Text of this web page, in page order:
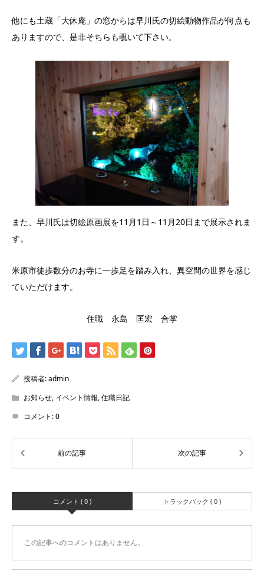
他にも土蔵「大休庵」の窓からは早川氏の切絵動物作品が何点も
ありますので、是非そちらも覗いて下さい。
また、早川氏は切絵原画展を11月1日～11月20日まで展示されま
す。
米原市徒歩数分のお寺に一歩足を踏み入れ、異空間の世界を感じ
ていただけます。
住職 永島 匡宏 合掌
投稿者:admin
お知らせ, イベント情報,住職日記
コメント:0
コメント ( 0 ) トラックバック ( 0 )
この記事へのコメントはありません。